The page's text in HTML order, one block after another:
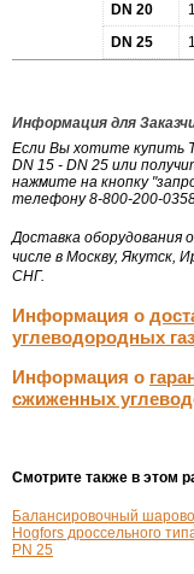
DN 20
DN 25
Информация для
Если Вы хотите купить
DN 15 - DN 25 или
нажмите на кнопку
телефону 8-800-200-
Доставка оборудования
числе в Москву, Якутск,
СНГ.
Информация о
углеводородных
Информация о
сжиженных
Смотрите также в этом
Балансировочный
Hogfors дроссельного
PN 25